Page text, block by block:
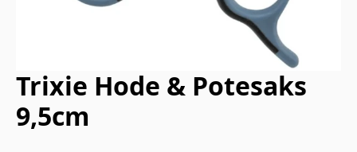
Trixie Hode & Potesaks
9,5cm